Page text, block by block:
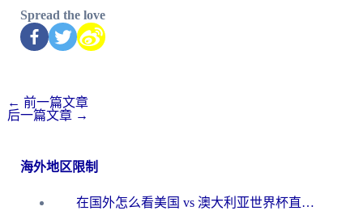
Spread the love
← 前一篇文章
后一篇文章 →
海外地区限制
在国外怎么看美国 vs 澳大利亚世界杯直播？海外党必藏的中文解说观赛指南